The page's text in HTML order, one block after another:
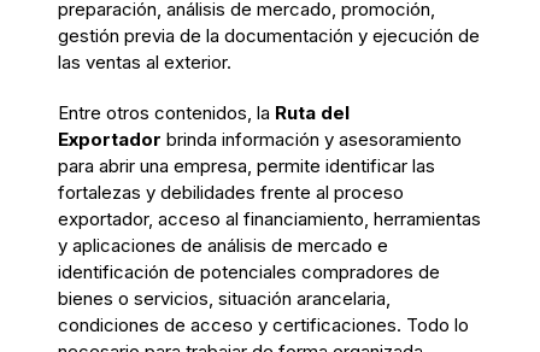
preparación, análisis de mercado, promoción,
gestión previa de la documentación y ejecución de
las ventas al exterior.
Entre otros contenidos, la Ruta del
Exportador brinda información y asesoramiento
para abrir una empresa, permite identificar las
fortalezas y debilidades frente al proceso
exportador, acceso al financiamiento, herramientas
y aplicaciones de análisis de mercado e
identificación de potenciales compradores de
bienes o servicios, situación arancelaria,
condiciones de acceso y certificaciones. Todo lo